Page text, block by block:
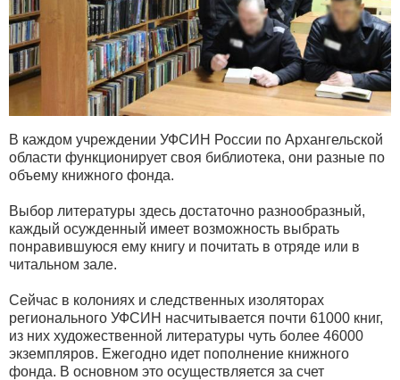
В каждом учреждении УФСИН России по Архангельской
области функционирует своя библиотека, они разные по
объему книжного фонда.
Выбор литературы здесь достаточно разнообразный,
каждый осужденный имеет возможность выбрать
понравившуюся ему книгу и почитать в отряде или в
читальном зале.
Сейчас в колониях и следственных изоляторах
регионального УФСИН насчитывается почти 61000 книг,
из них художественной литературы чуть более 46000
экземпляров. Ежегодно идет пополнение книжного
фонда. В основном это осуществляется за счет